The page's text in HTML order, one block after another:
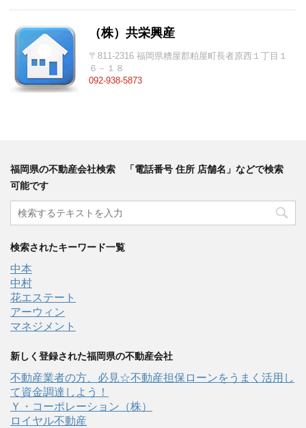
（株）共栄興産
〒811-2316 福岡県糟屋郡粕屋町長者原西１丁目１
６－１８
092-938-5873
福岡県の不動産会社検索 「電話番号 住所 店舗名」などで検索
可能です
検索されたキーワード一覧
中本
中村
花エステート
アーウィン
マネジメント
新しく登録された福岡県の不動産会社
不動産業者の方、必見☆不動産担保ローンをうまく活用し
て資金調達しよう！
Ｙ・コーポレーション（株）
ロイヤル不動産